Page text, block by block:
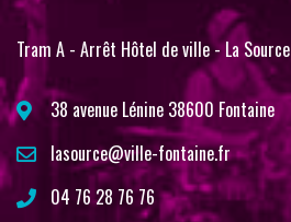
Tram A - Arrêt Hôtel de ville - La Source
38 avenue Lénine 38600 Fontaine
lasource@ville-fontaine.fr
04 76 28 76 76